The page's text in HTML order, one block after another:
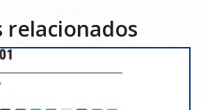
relacionados